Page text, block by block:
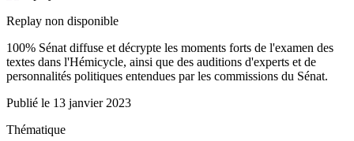
Replay non disponible
100% Sénat diffuse et décrypte les moments forts de l'examen des
textes dans l'Hémicycle, ainsi que des auditions d'experts et de
personnalités politiques entendues par les commissions du Sénat.
Publié le 13 janvier 2023
Thématique